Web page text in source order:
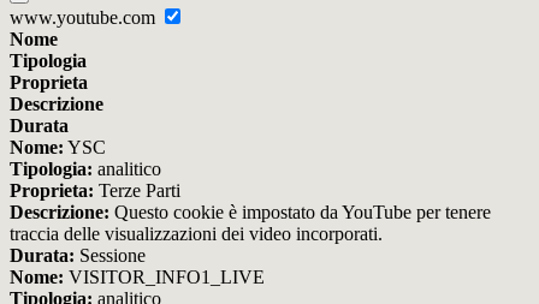
www.youtube.com
Nome
Tipologia
Proprieta
Descrizione
Durata
Nome: YSC
Tipologia: analitico
Proprieta: Terze Parti
Descrizione: Questo cookie è impostato da YouTube per tenere
traccia delle visualizzazioni dei video incorporati.
Durata: Sessione
Nome: VISITOR_INFO1_LIVE
Tipologia: analitico